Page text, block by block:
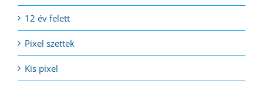
12 év felett
Pixel szettek
Kis pixel